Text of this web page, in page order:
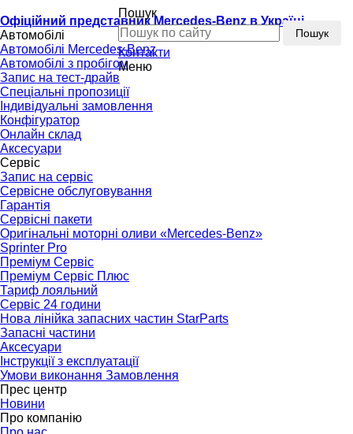
Офіційний представник Mercedes-Benz в Україні
Пошук
Пошук
Контакти
Меню
Автомобілі
Автомобілі Mercedes-Benz
Автомобілі з пробігом
Запис на тест-драйв
Спеціальні пропозиції
Індивідуальні замовлення
Конфігуратор
Онлайн склад
Аксесуари
Сервіс
Запис на сервіс
Сервісне обслуговування
Гарантія
Сервісні пакети
Оригінальні моторні оливи «Mercedes-Benz»
Sprinter Pro
Преміум Сервіс
Преміум Сервіс Плюс
Тариф лояльний
Сервіс 24 години
Нова лінійка запасних частин StarParts
Запасні частини
Аксесуари
Інструкції з експлуатації
Умови виконання Замовлення
Прес центр
Новини
Про компанію